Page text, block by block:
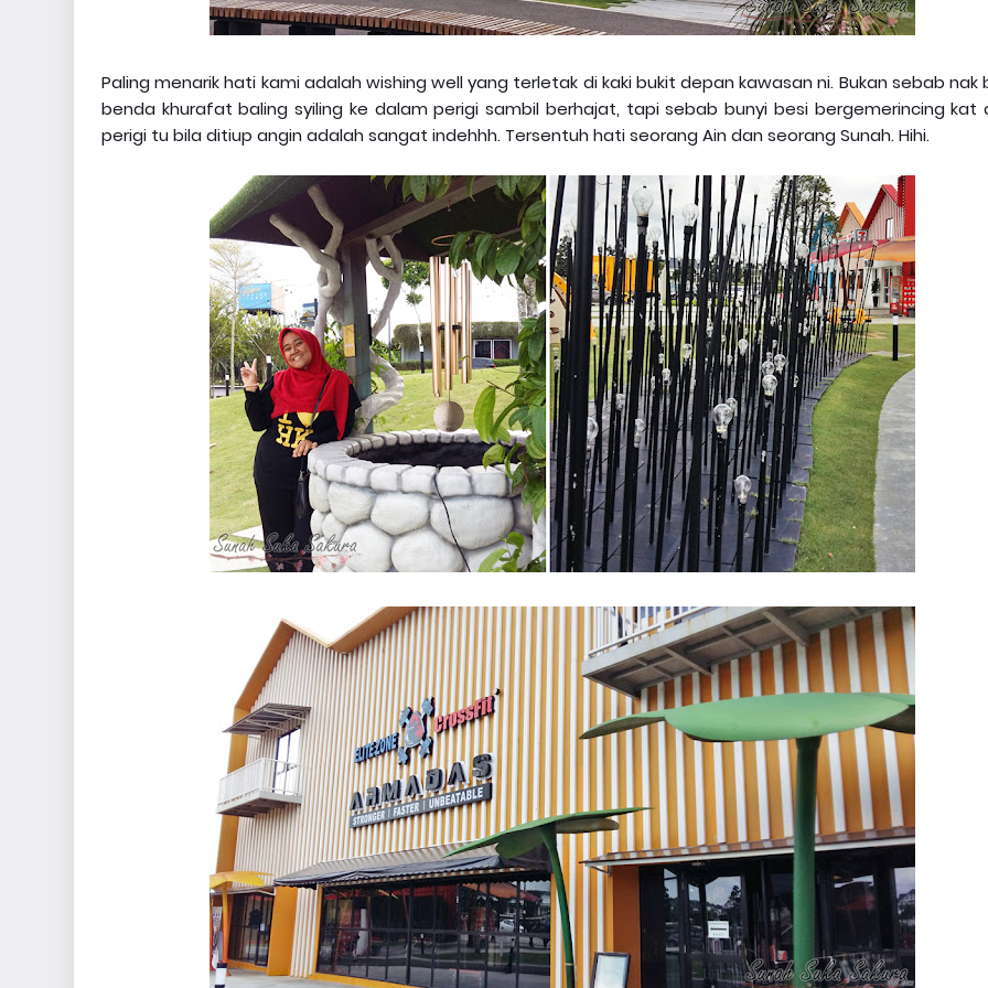
Paling menarik hati kami adalah wishing well yang terletak di kaki bukit depan kawasan ni. Bukan sebab nak
benda khurafat baling syiling ke dalam perigi sambil berhajat, tapi sebab bunyi besi bergemerincing kat
perigi tu bila ditiup angin adalah sangat indehhh. Tersentuh hati seorang Ain dan seorang Sunah. Hihi.